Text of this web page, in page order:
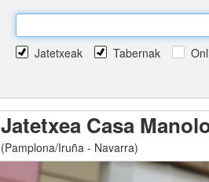
Jatetxeak Tabernak
Jatetxea Casa
(Pamplona/Iruña - Navarra)